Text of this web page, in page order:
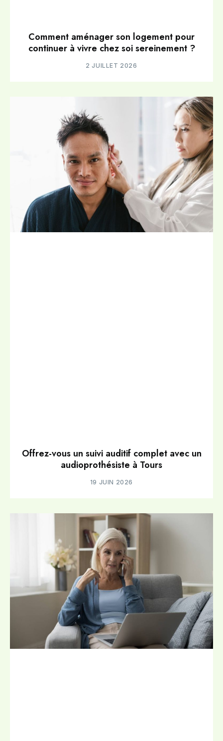
Comment aménager son logement pour
continuer à vivre chez soi sereinement ?
2 JUILLET 2026
Offrez-vous un suivi auditif complet avec un
audioprothésiste à Tours
19 JUIN 2026